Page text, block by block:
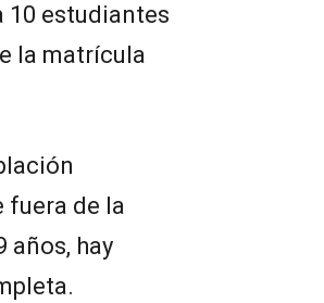
10 estudiantes
la matrícula
fuera de la
años, hay